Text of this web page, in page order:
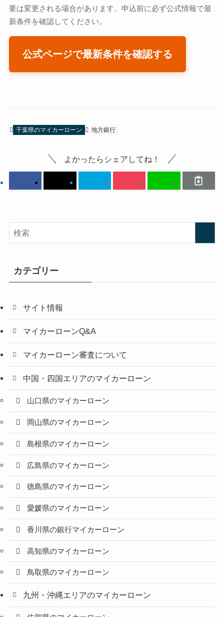
要は変更される場合があります。申込前に必ず公式情報で最
新条件を確認してください。
公式ページで最新条件を確認する
千葉県のマイカーローン 地方銀行
よかったらシェアしてね！
カテゴリー
サイト情報
マイカーローンQ&A
マイカーローン審査について
中国・四国エリアのマイカーローン
山口県のマイカーローン
岡山県のマイカーローン
島根県のマイカーローン
広島県のマイカーローン
徳島県のマイカーローン
愛媛県のマイカーローン
香川県の銀行マイカーローン
高知県のマイカーローン
鳥取県のマイカーローン
九州・沖縄エリアのマイカーローン